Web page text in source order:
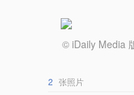
© iDaily Media
2 张照片